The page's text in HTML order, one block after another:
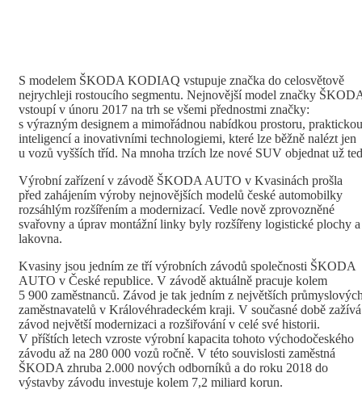
S modelem ŠKODA KODIAQ vstupuje značka do celosvětově
nejrychleji rostoucího segmentu. Nejnovější model značky
vstoupí v únoru 2017 na trh se všemi přednostmi značky:
s výrazným designem a mimořádnou nabídkou prostoru, praktickou
inteligencí a inovativními technologiemi, které lze běžně nalézt jen
u vozů vyšších tříd. Na mnoha trzích lze nové SUV objednat už
Výrobní zařízení v závodě ŠKODA AUTO v Kvasinách prošla
před zahájením výroby nejnovějších modelů české automobilky
rozsáhlým rozšířením a modernizací. Vedle nově zprovozněné
svařovny a úprav montážní linky byly rozšířeny logistické plochy a
lakovna.
Kvasiny jsou jedním ze tří výrobních závodů společnosti ŠKODA
AUTO v České republice. V závodě aktuálně pracuje kolem
5 900 zaměstnanců. Závod je tak jedním z největších
zaměstnavatelů v Královéhradeckém kraji. V současné době zažívá
závod největší modernizaci a rozšiřování v celé své historii.
V příštích letech vzroste výrobní kapacita tohoto východočeského
závodu až na 280 000 vozů ročně. V této souvislosti zaměstná
ŠKODA zhruba 2.000 nových odborníků a do roku 2018 do
výstavby závodu investuje kolem 7,2 miliard korun.